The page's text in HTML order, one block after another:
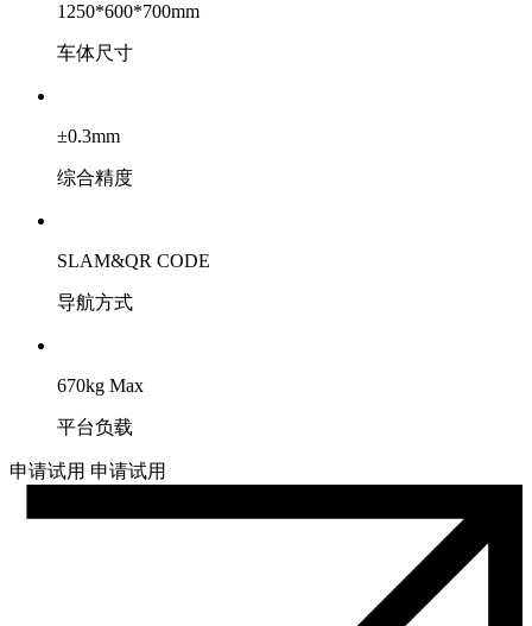
1250*600*700mm
车体尺寸
±0.3mm
综合精度
SLAM&QR CODE
导航方式
670kg Max
平台负载
申请试用 申请试用